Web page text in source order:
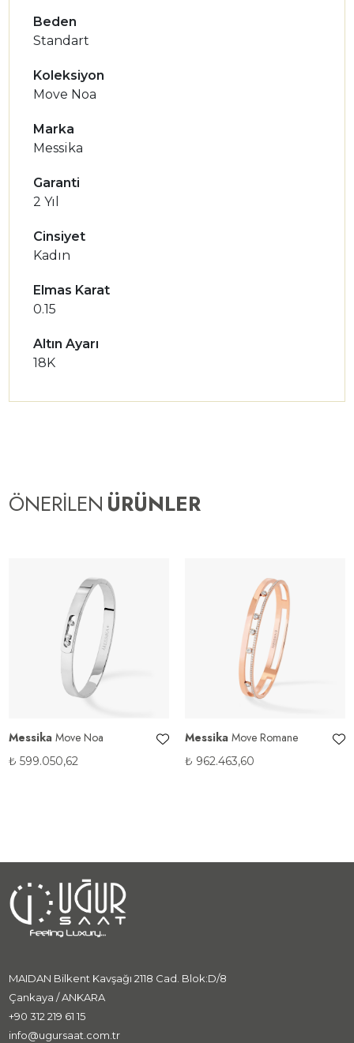
Beden
Standart
Koleksiyon
Move Noa
Marka
Messika
Garanti
2 Yıl
Cinsiyet
Kadın
Elmas Karat
0.15
Altın Ayarı
18K
ÖNERİLEN ÜRÜNLER
Messika Move Noa
₺ 599.050,62
Messika Move Romane
₺ 962.463,60
MAIDAN Bilkent Kavşağı 2118 Cad. Blok:D/8
Çankaya / ANKARA
+90 312 219 61 15
info@ugursaat.com.tr